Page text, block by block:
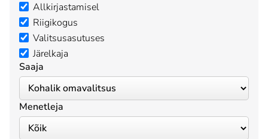
Allkirjastamisel
Riigikogus
Valitsusasutuses
Järelkaja
Saaja
Menetleja